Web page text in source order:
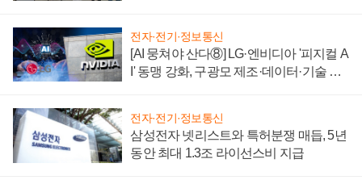
전자·전기·정보통신
[AI 뭉쳐야 산다⑧] LG·엔비디아 '피지컬 A
I' 동맹 강화, 구광모 제조·데이터·기술 결
전자·전기·정보통신
삼성전자 넷리스트와 특허분쟁 매듭, 5년
동안 최대 1.3조 라이선스비 지급